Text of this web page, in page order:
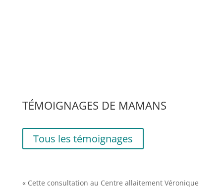
TÉMOIGNAGES DE MAMANS
Tous les témoignages
« Cette consultation au Centre allaitement Véronique